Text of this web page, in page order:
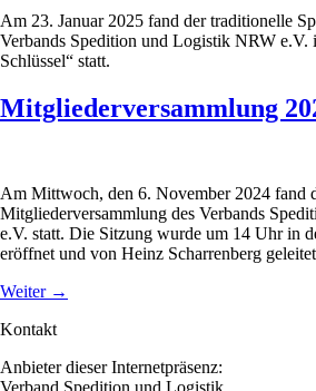
Am 23. Januar 2025 fand der traditionelle
Verbands Spedition und Logistik NRW e.V.
Schlüssel“ statt.
Mitgliederversammlung
Am Mittwoch, den 6. November 2024 fand
Mitgliederversammlung des Verbands
e.V. statt. Die Sitzung wurde um 14 Uhr in
eröffnet und von Heinz Scharrenberg
Weiter →
Kontakt
Anbieter dieser Internetpräsenz:
Verband Spedition und Logistik